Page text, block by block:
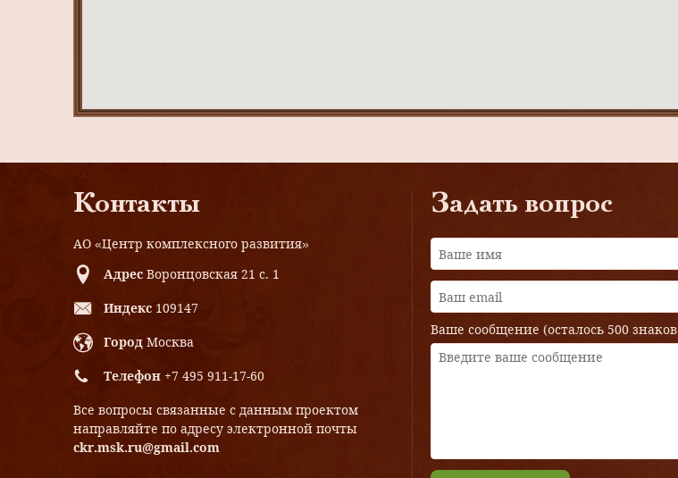
Контакты
АО «Центр комплексного развития»
Адрес Воронцовская 21 с. 1
Индекс 109147
Город Москва
Телефон +7 495 911-17-60
Все вопросы связанные с данным проектом
направляйте по адресу электронной почты
ckr.msk.ru@gmail.com
Задать вопрос
Ваше сообщение (осталось 500 знаков